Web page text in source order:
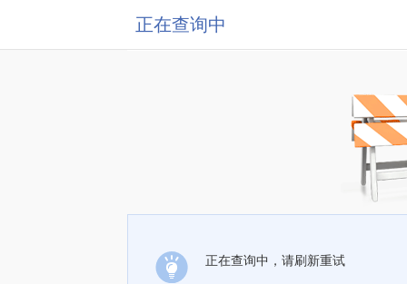
正在查询中
正在查询中，请刷新重试